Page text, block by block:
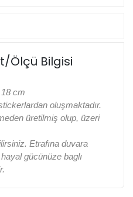
Ölçü Bilgisi
cm
oluşmaktadır.
üretilmiş olup, üzeri
Etrafına duvara
gücünüze baglı